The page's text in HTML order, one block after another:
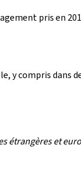
pris en
y compris dans
étrangères et